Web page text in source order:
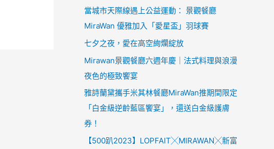
h
f
o
r
:
當城市天際線遇上公益運動： 景觀餐廳
MiraWan 優雅加入「愛星盃」羽球賽
七夕之夜，愛在高空絢爛綻放
Mirawan景觀餐廳六週年慶｜法式料理與浪漫
夜色的極致饗宴
雅詩蘭黛攜手米其林餐廳MiraWan推期間限定
「白金級逆齡藍區饗宴」，還送白金級護膚
券！
【500趴2023】LOPFAIT╳MIRAWAN╳新富